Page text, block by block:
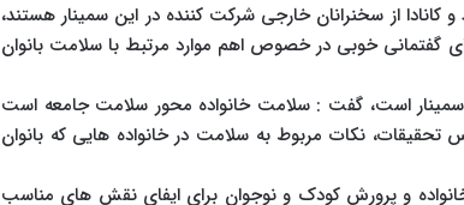
و کانادا از سخنرانان خارجی شرکت کننده در این سمینار هستند،
گفتمانی خوبی در خصوص اهم موارد مرتبط با سلامت بانوان
سمینار است، گفت : سلامت خانواده محور سلامت جامعه است
تحقیقات، نکات مربوط به سلامت در خانواده هایی که بانوان
و پرورش کودک و نوجوان برای ایفای نقش های مناسب